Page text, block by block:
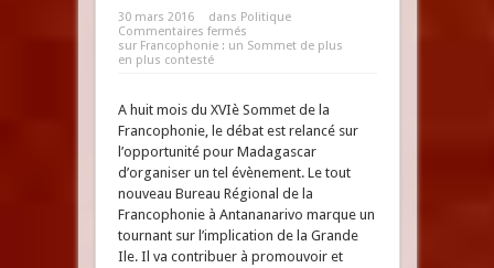
30 mars 2016 dans Politique
Commentaires fermés
sur Francophonie : un Sommet de plus
en plus contesté
A huit mois du XVIè Sommet de la
Francophonie, le débat est relancé sur
l’opportunité pour Madagascar
d’organiser un tel évènement. Le tout
nouveau Bureau Régional de la
Francophonie à Antananarivo marque un
tournant sur l’implication de la Grande
Ile. Il va contribuer à promouvoir et